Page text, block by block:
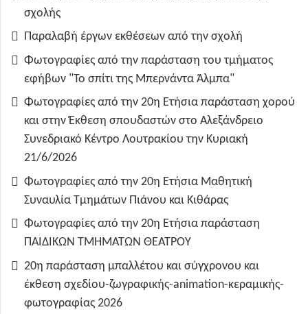
σχολής
Παραλαβή έργων εκθέσεων από την σχολή
Φωτογραφίες από την παράσταση του τμήματος
εφήβων "Το σπίτι της Μπερνάντα Άλμπα"
Φωτογραφίες από την 20η Ετήσια παράσταση χορού
και στην Έκθεση σπουδαστών στο Αλεξάνδρειο
Συνεδριακό Κέντρο Λουτρακίου την Κυριακή
21/6/2026
Φωτογραφίες από την 20η Ετήσια Μαθητική
Συναυλία Τμημάτων Πιάνου και Κιθάρας
Φωτογραφίες από την 20η Ετήσια παράσταση
ΠΑΙΔΙΚΩΝ ΤΜΗΜΑΤΩΝ ΘΕΑΤΡΟΥ
20η παράσταση μπαλλέτου και σύγχρονου και
έκθεση σχεδίου-ζωγραφικής-animation-κεραμικής-
φωτογραφίας 2026